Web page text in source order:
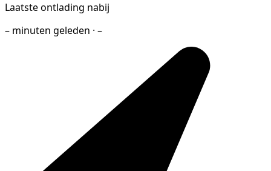
Laatste ontlading nabij
– minuten geleden · –